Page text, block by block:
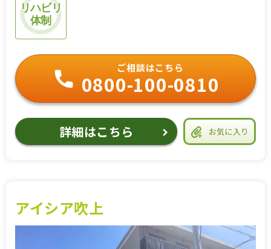
リハビリ
体制
お気に入り
ご相談はこちら
0800-100-0810
詳細はこちら
アイシア吹上